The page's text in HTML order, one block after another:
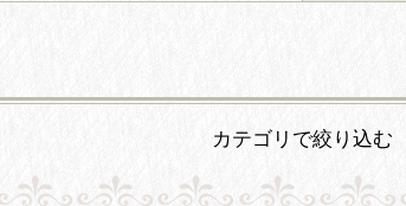
絞り込む
カテゴリで絞り込む